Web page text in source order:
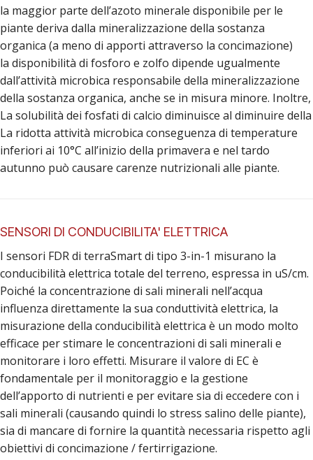
la maggior parte dell’azoto minerale disponibile per le
piante deriva dalla mineralizzazione della sostanza
organica (a meno di apporti attraverso la concimazione)
la disponibilità di fosforo e zolfo dipende ugualmente
dall’attività microbica responsabile della mineralizzazione
della sostanza organica, anche se in misura minore. Inoltre,
La solubilità dei fosfati di calcio diminuisce al diminuire della
La ridotta attività microbica conseguenza di temperature
inferiori ai 10°C all’inizio della primavera e nel tardo
autunno può causare carenze nutrizionali alle piante.
SENSORI DI CONDUCIBILITA' ELETTRICA
I sensori FDR di terraSmart di tipo 3-in-1 misurano la
conducibilità elettrica totale del terreno, espressa in uS/cm.
Poiché la concentrazione di sali minerali nell’acqua
influenza direttamente la sua conduttività elettrica, la
misurazione della conducibilità elettrica è un modo molto
efficace per stimare le concentrazioni di sali minerali e
monitorare i loro effetti. Misurare il valore di EC è
fondamentale per il monitoraggio e la gestione
dell’apporto di nutrienti e per evitare sia di eccedere con i
sali minerali (causando quindi lo stress salino delle piante),
sia di mancare di fornire la quantità necessaria rispetto agli
obiettivi di concimazione / fertirrigazione.